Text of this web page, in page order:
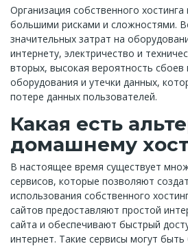
Организация собственного
большими рисками и сложностями.
значительных затрат на
интернету, электричество и
вторых, высокая вероятность сбоев
оборудования и утечки данных,
потере данных пользователей.
Какая есть
домашнему
В настоящее время существует
сервисов, которые позволяют
использования собственного
сайтов предоставляют простой
сайта и обеспечивают быстрый
интернет. Такие сервисы могут